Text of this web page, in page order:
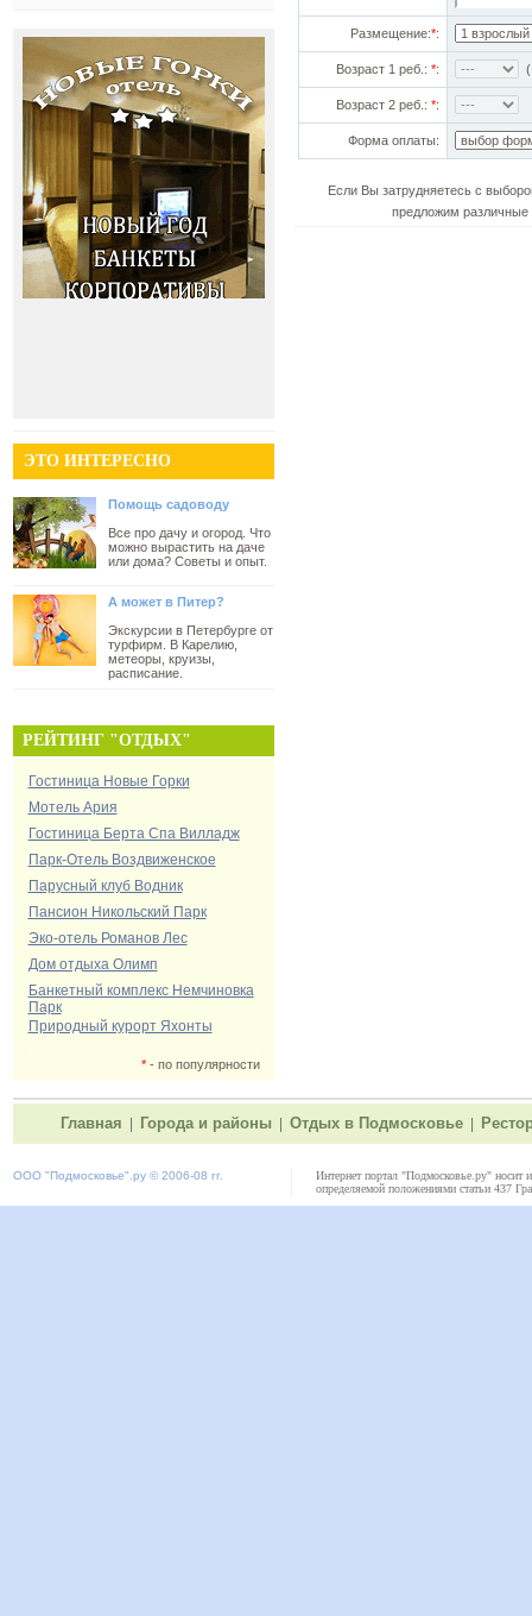
ЭТО ИНТЕРЕСНО
Помощь садоводу
Все про дачу и огород. Что
можно вырастить на даче
или дома? Советы и опыт.
А может в Питер?
Экскурсии в Петербурге от
турфирм. В Карелию,
метеоры, круизы,
расписание.
РЕЙТИНГ "ОТДЫХ"
Гостиница Новые Горки
Мотель Ария
Гостиница Берта Спа Вилладж
Парк-Отель Воздвиженское
Парусный клуб Водник
Пансион Никольский Парк
Эко-отель Романов Лес
Дом отдыха Олимп
Банкетный комплекс Немчиновка
Парк
Природный курорт Яхонты
*- по популярности
Размещение:*:
Возраст 1 реб.: *:
Возраст 2 реб.: *:
Форма оплаты:
Если Вы затрудняетесь с
предложим различные
Главная Города и районы Отдых в Подмосковье
ООО "Подмосковье" .ру © 2006-08 гг.
Интернет портал "Подмосковье.ру" носит
определяемой положениями статьи 437